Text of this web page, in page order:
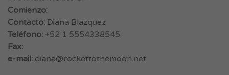
Comienzo:
Contacto: Diana Blazquez
Teléfono: +52 1 5554338545
Fax:
e-mail: diana@rockettothemoon.net